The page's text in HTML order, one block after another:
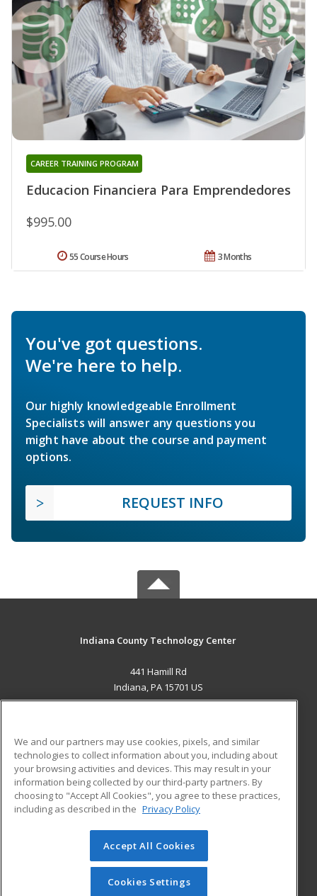
Educacion Financiera Para Emprendedores
CAREER TRAINING PROGRAM
$995.00
3 Months
55 Course Hours
You've got questions.
We're here to help.
Our highly knowledgeable Enrollment
Specialists will answer any questions you
might have about the course and payment
options.
REQUEST INFO
Indiana County Technology Center
441 Hamill Rd
Indiana, PA 15701 US
ADDITIONAL RESOURCES
Military
Financial Assistance
Help
Student Blog
© 2026 ed2go, a division of Cengage Learning. All rights
reserved. The material on this site cannot be reproduced or
redistributed unless you have obtained prior written
We and our partners may use cookies, pixels, and similar
technologies to collect information about you, including about
your browsing activities and devices. This may result in your
information being collected by our third-party partners. By
choosing to "Accept All Cookies", you agree to these practices,
including as described in the Privacy Policy
Accept All Cookies
Cookies Settings